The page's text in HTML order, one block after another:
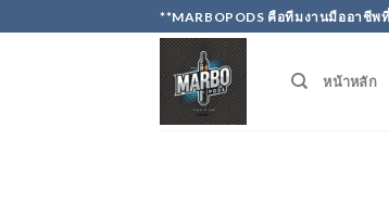
to
**MARBOPODS คือทีมงานมืออาชี
หน้าหลัก